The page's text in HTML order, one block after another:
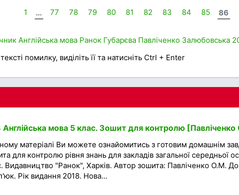
1 ... 77 78 79 80 81 82 83 84 85 86
Англійська мова Ранок Губарєва Павліченко Залюбовська
помилку, виділіть її та натисніть Ctrl + Enter
Англійська мова 5 клас. Зошит для контролю
матеріалі Ви можете ознайомитись з готовим домашнім
для контролю рівня знань для закладів загальної середньої
Видавництво "Ранок", Харків. Автор зошита: Павліченко О.М.
Рік видання 2018. Нова...